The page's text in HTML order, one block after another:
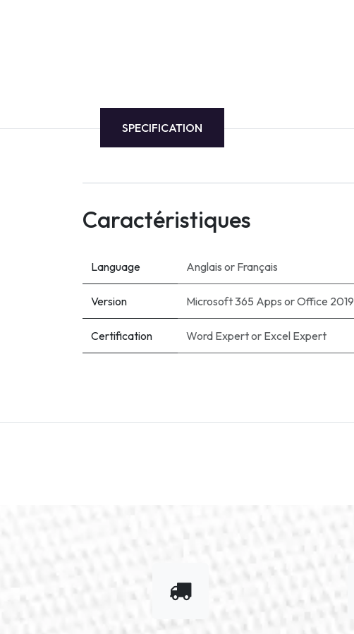
SPECIFICATION
Caractéristiques
Language Anglais or Français
Version Microsoft 365 Apps orOffice 2019
Certification Word Expertor Excel Expert